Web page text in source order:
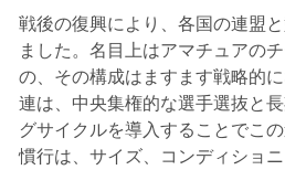
戦後の復興により、各国の連盟
ました。名目上はアマチュアの
の、その構成はますます戦略的
連は、中央集権的な選手選抜と
グサイクルを導入することでこ
慣行は、サイズ、コンディショ